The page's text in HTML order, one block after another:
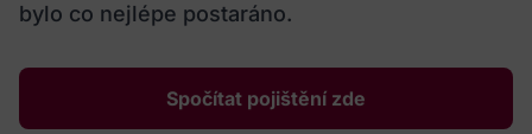
bylo co nejlépe postaráno.
Spočítat pojištění zde